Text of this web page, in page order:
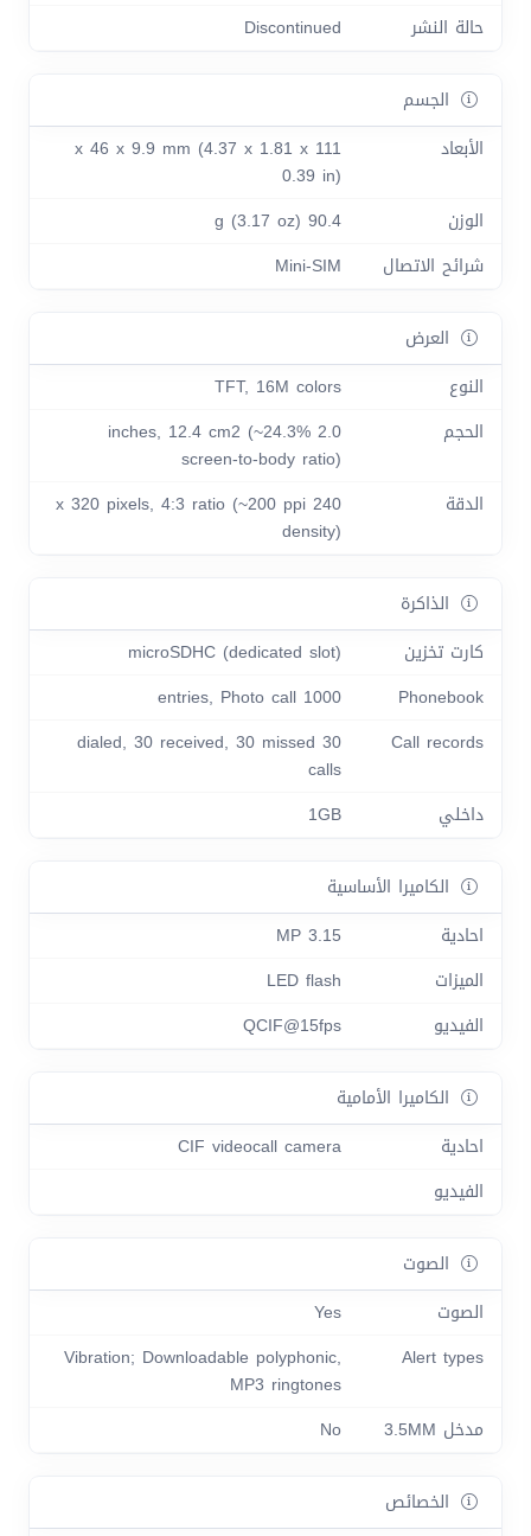
حالة النشر
Discontinued
الجسم
الأبعاد
111 x 46 x 9.9 mm (4.37 x 1.81 x
0.39 in)
الوزن
90.4 g (3.17 oz)
شرائح الاتصال
Mini-SIM
العرض
النوع
TFT, 16M colors
الحجم
2.0 inches, 12.4 cm2 (~24.3%
screen-to-body ratio)
الدقة
240 x 320 pixels, 4:3 ratio (~200 ppi
density)
الذاكرة
كارت تخزين
microSDHC (dedicated slot)
Phonebook
1000 entries, Photo call
Call records
30 dialed, 30 received, 30 missed
calls
داخلي
1GB
الكاميرا الأساسية
احادية
3.15 MP
الميزات
LED flash
الفيديو
QCIF@15fps
الكاميرا الأمامية
احادية
CIF videocall camera
الفيديو
الصوت
الصوت
Yes
Alert types
Vibration; Downloadable polyphonic,
MP3 ringtones
مدخل 3.5MM
No
الخصائص